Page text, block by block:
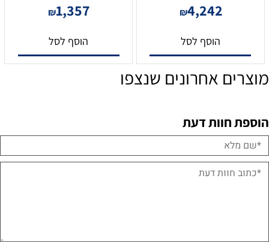
₪4,242
הוסף לסל
₪1,357
הוסף לסל
מוצרים אחרונים שנצפו
הוספת חוות דעת